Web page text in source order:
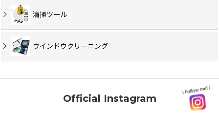
清掃ツール
ウインドウクリーニング
Official Instagram